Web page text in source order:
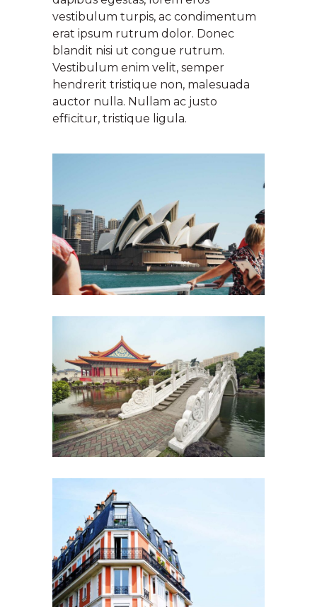
vestibulum turpis, ac condimentum
erat ipsum rutrum dolor. Donec
blandit nisi ut congue rutrum.
Vestibulum enim velit, semper
hendrerit tristique non, malesuada
auctor nulla. Nullam ac justo
efficitur, tristique ligula.